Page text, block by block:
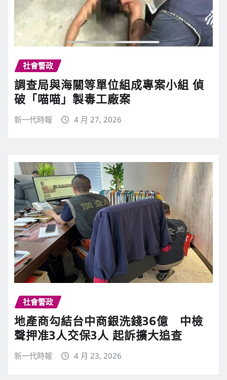
社會警政
調查局與海關等單位組成專案小組 偵
破「喵喵」製毒工廠案
新一代時報 4 月 27, 2026
社會警政
地產商勾結台中商銀洗錢36億 中檢
聲押准3人交保3人 起訴擴大追查
新一代時報 4 月 23, 2026